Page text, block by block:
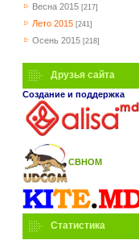
Весна 2015 [217]
Лето 2015 [241]
Осень 2015 [218]
Друзья сайта
Создание и поддержка
СВНОМ
Статистика